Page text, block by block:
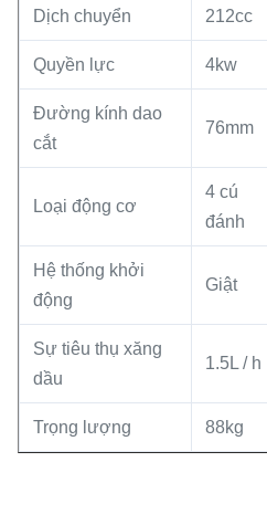
Dịch chuyển 212cc
Quyền lực 4kw
Đường kính dao
cắt
76mm
Loại động cơ
4 cú
đánh
Hệ thống khởi
động
Giật
Sự tiêu thụ xăng
dầu
1.5L / h
Trọng lượng 88kg